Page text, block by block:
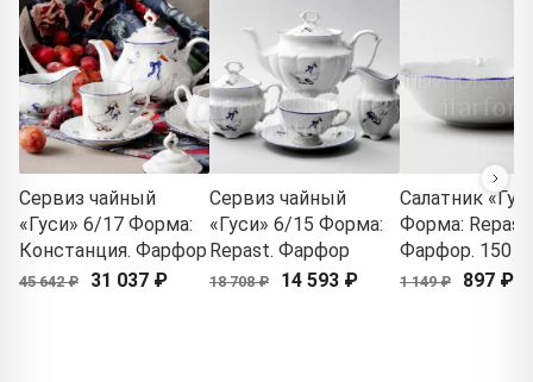
Сервиз чайный
«Гуси» 6/17 Форма:
Констанция. Фарфор
45 642 ₽ 31 037 ₽
Сервиз чайный
«Гуси» 6/15 Форма:
Repast. Фарфор
18 708 ₽ 14 593 ₽
Салатник
Форма: Repast.
Фарфор. 150
1 149 ₽ 897 ₽